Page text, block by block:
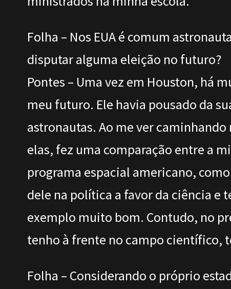
Folha – Nos EUA é comum
disputar alguma eleição no futuro?
Pontes – Uma vez em Houston, há
meu futuro. Ele havia pousado da
astronautas. Ao me ver
elas, fez uma comparação entre a
programa espacial americano,
dele na política a favor da ciência e
exemplo muito bom. Contudo, no
tenho à frente no campo científico,
Folha – Considerando o próprio